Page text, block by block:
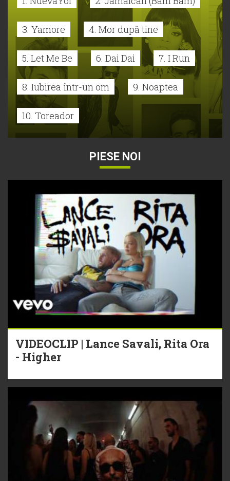
3. Yamore 4. Mor după tine
5. Let Me Be 6. Dai Dai 7. I Run
8. Iubirea într-un om 9. Noaptea
10. Toreador
PIESE NOI
VIDEOCLIP | Lance Savali, Rita Ora
- Higher